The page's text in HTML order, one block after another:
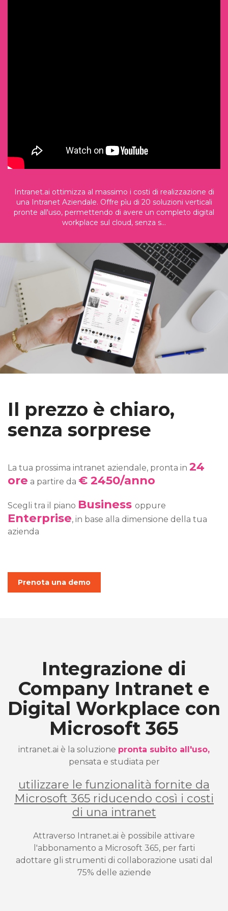
Intranet.ai ottimizza al massimo i costi di realizzazione di
una Intranet Aziendale. Offre pìu di 20 soluzioni verticali
pronte all'uso, permettendo di avere un completo digital
workplace sul cloud, senza s...
Il prezzo è chiaro,
senza sorprese
La tua prossima intranet aziendale, pronta in 24
ore a partire da € 2450/anno
Scegli tra il piano Business oppure
Enterprise, in base alla dimensione della tua
azienda
Prenota una demo
Integrazione di
Company Intranet e
Digital Workplace con
Microsoft 365
intranet.ai è la soluzione pronta subito all'uso,
pensata e studiata per
utilizzare le funzionalità fornite da
Microsoft 365 riducendo così i costi
di una intranet
Attraverso Intranet.ai è possibile attivare
l'abbonamento a Microsoft 365, per farti
adottare gli strumenti di collaborazione usati dal
75% delle aziende